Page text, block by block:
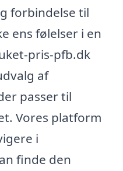
forbindelse til
ens følelser i en
pris-pfb.dk
af
passer til
Vores platform
i
finde den